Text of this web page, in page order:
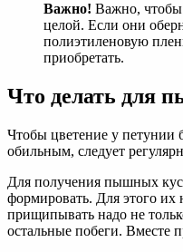
Важно! Важно, чтобы
целой. Если они
полиэтиленовую
приобретать.
Что делать для
Чтобы цветение у
обильным, следует
Для получения пышных
формировать. Для этого
прищипывать надо не
остальные побеги. Вместе